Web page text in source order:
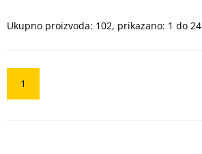
Ukupno proizvoda: 102, prikazano: 1 do 24
1